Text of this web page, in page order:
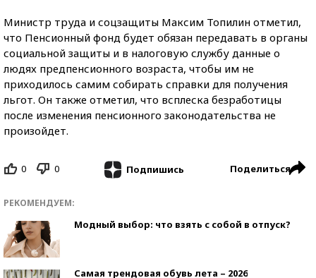
Министр труда и соцзащиты Максим Топилин отметил,
что Пенсионный фонд будет обязан передавать в органы
социальной защиты и в налоговую службу данные о
людях предпенсионного возраста, чтобы им не
приходилось самим собирать справки для получения
льгот. Он также отметил, что всплеска безработицы
после изменения пенсионного законодательства не
произойдет.
0 0 Подпишись Поделиться
РЕКОМЕНДУЕМ:
Модный выбор: что взять с собой в отпуск?
Самая трендовая обувь лета – 2026